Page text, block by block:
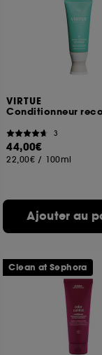
VIRTUE
Conditionneur
3
44,00€
22,00€ / 100ml
Ajouter au
Clean at Sephora